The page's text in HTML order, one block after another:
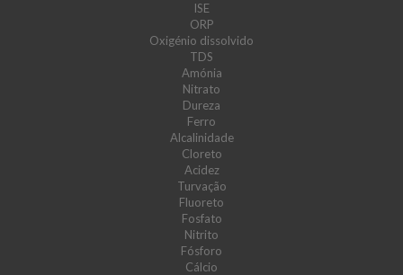
ISE
ORP
Oxigénio dissolvido
TDS
Amónia
Nitrato
Dureza
Ferro
Alcalinidade
Cloreto
Acidez
Turvação
Fluoreto
Fosfato
Nitrito
Fósforo
Cálcio